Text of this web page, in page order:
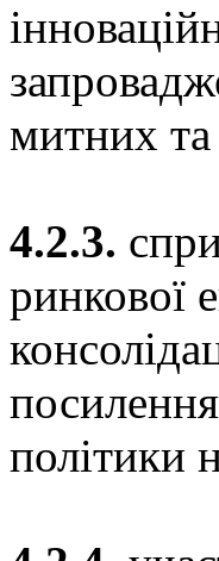
митних та
4.2.3.
ринкової
політики